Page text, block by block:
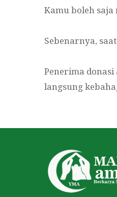
Kamu boleh
Sebenarnya,
Penerima
langsung